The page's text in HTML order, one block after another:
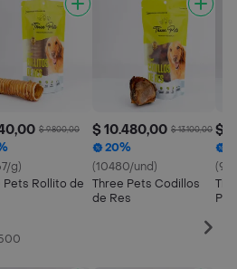
$ 9.800,00
g)
Pets Rollito de
$ 10.480,00 $ 13.100,00
20%
(10480/und)
Three Pets Codillos
de Res
$